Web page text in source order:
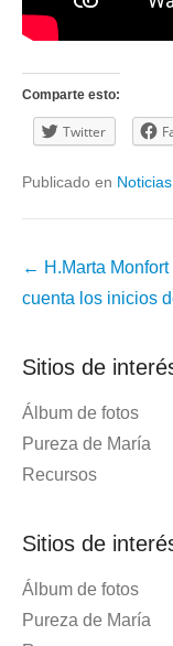
Comparte esto:
Twitter
Publicado en Noticias
Navegación
de
entrada
← H.Marta Monfort
cuenta los inicios
Sitios de
Álbum de fotos
Pureza de María
Recursos
Sitios de
Álbum de fotos
Pureza de María